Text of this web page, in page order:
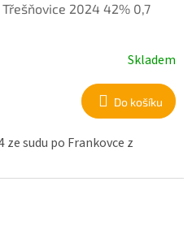
2024 42% 0,7
Skladem
Do košíku
sudu po Frankovce z